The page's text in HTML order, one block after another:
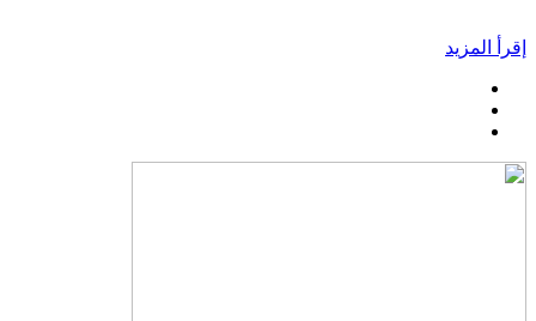
إقرأ المزيد